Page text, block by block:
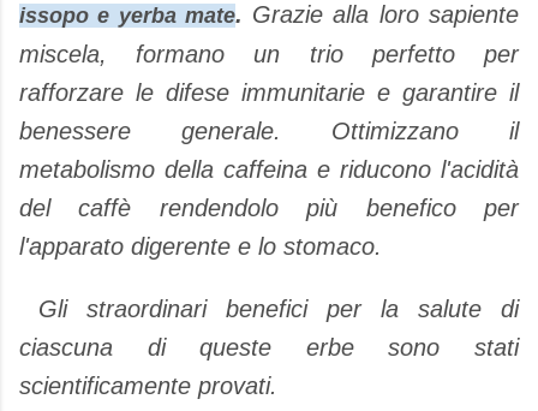
issopo e yerba mate. Grazie alla loro sapiente
miscela, formano un trio perfetto per
rafforzare le difese immunitarie e garantire il
benessere generale. Ottimizzano il
metabolismo della caffeina e riducono l'acidità
del caffè rendendolo più benefico per
l'apparato digerente e lo stomaco.
Gli straordinari benefici per la salute di
ciascuna di queste erbe sono stati
scientificamente provati.